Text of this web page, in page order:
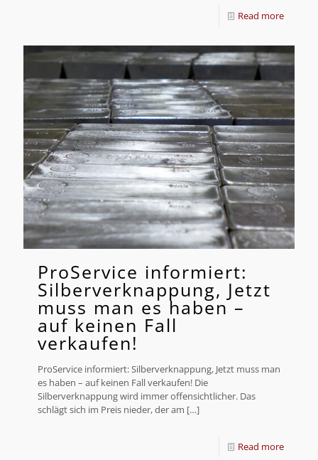
Read more
ProService informiert:
Silberverknappung, Jetzt
muss man es haben –
auf keinen Fall
verkaufen!
ProService informiert: Silberverknappung, Jetzt muss man
es haben – auf keinen Fall verkaufen! Die
Silberverknappung wird immer offensichtlicher. Das
schlägt sich im Preis nieder, der am […]
Read more